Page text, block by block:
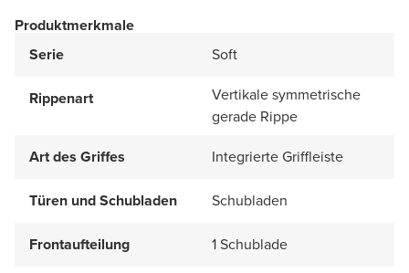
Produktmerkmale
Serie
Soft
Rippenart
Vertikale symmetrische
gerade Rippe
Art des Griffes
Integrierte Griffleiste
Türen und Schubladen Schubladen
Frontaufteilung 1 Schublade